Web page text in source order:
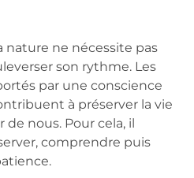
nature ne nécessite pas
son rythme. Les
par une conscience
à préserver la vie
nous. Pour cela, il
comprendre puis